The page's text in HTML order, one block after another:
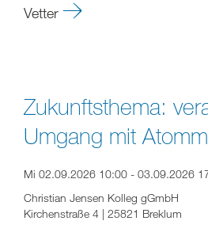
Vetter
Zukunftsthema:
Umgang mit
Mi 02.09.2026 10:00 - 03.09.2026
Christian Jensen Kolleg gGmbH
Kirchenstraße 4 | 25821 Breklum